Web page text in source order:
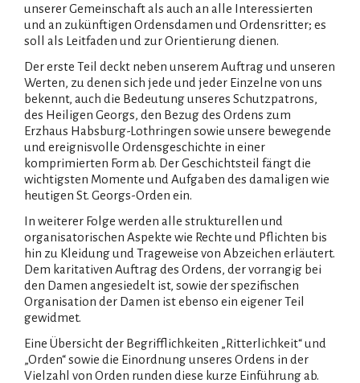
unserer Gemeinschaft als auch an alle Interessierten
und an zukünftigen Ordensdamen und Ordensritter; es
soll als Leitfaden und zur Orientierung dienen.
Der erste Teil deckt neben unserem Auftrag und unseren
Werten, zu denen sich jede und jeder Einzelne von uns
bekennt, auch die Bedeutung unseres Schutzpatrons,
des Heiligen Georgs, den Bezug des Ordens zum
Erzhaus Habsburg-Lothringen sowie unsere bewegende
und ereignisvolle Ordensgeschichte in einer
komprimierten Form ab. Der Geschichtsteil fängt die
wichtigsten Momente und Aufgaben des damaligen wie
heutigen St. Georgs-Orden ein.
In weiterer Folge werden alle strukturellen und
organisatorischen Aspekte wie Rechte und Pflichten bis
hin zu Kleidung und Trageweise von Abzeichen erläutert.
Dem karitativen Auftrag des Ordens, der vorrangig bei
den Damen angesiedelt ist, sowie der spezifischen
Organisation der Damen ist ebenso ein eigener Teil
gewidmet.
Eine Übersicht der Begrifflichkeiten „Ritterlichkeit“ und
„Orden“ sowie die Einordnung unseres Ordens in der
Vielzahl von Orden runden diese kurze Einführung ab.